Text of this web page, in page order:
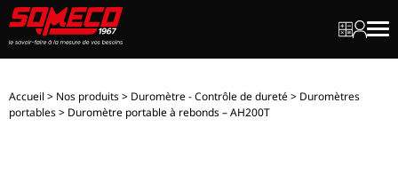
MonMon
Accueil > Nos produits> Duromètre - Contrôle de dureté> Duromètres
portables> Duromètre portable à rebonds – AH200T